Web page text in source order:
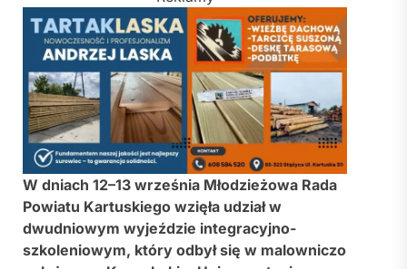
W dniach 12–13 września Młodzieżowa Rada
Powiatu Kartuskiego wzięła udział w
dwudniowym wyjeździe integracyjno-
szkoleniowym, który odbył się w malowniczo